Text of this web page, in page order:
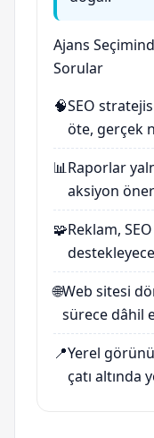
Ajans
Sorular
🧠SEO
öte, gerçek
📊Raporlar
aksiyon
🧩Reklam,
🌐Web sitesi
sürece dâhil
📍Yerel
çatı altında